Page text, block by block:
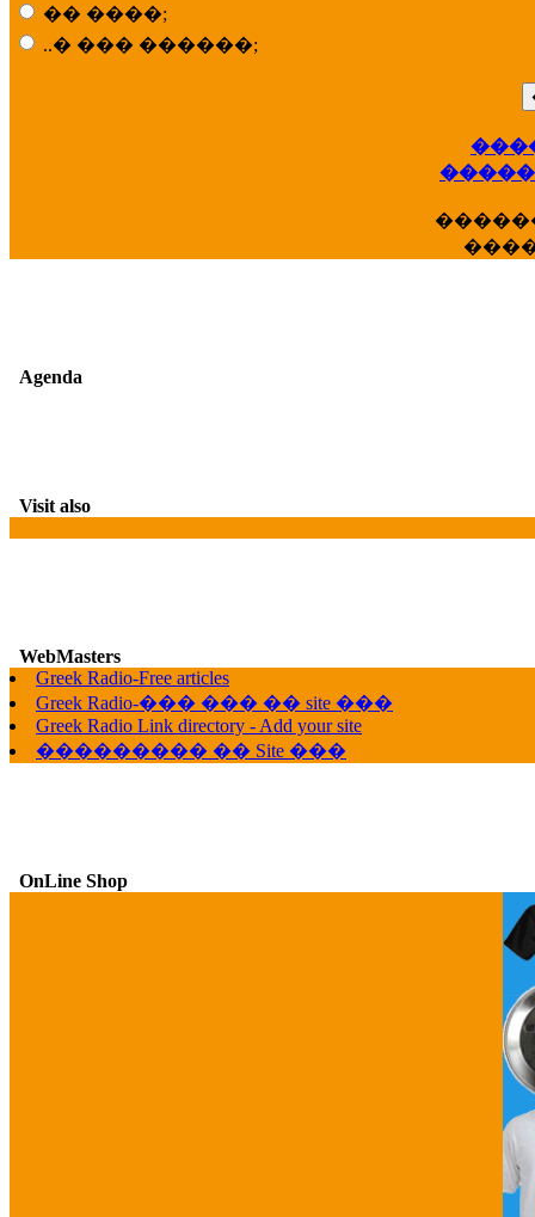
�� ����;
..� ��� ������;
Agenda
Visit also
WebMasters
Greek Radio-Free articles
Greek Radio-��� ��� �� site ���
Greek Radio Link directory - Add your site
��������� �� Site ���
OnLine Shop